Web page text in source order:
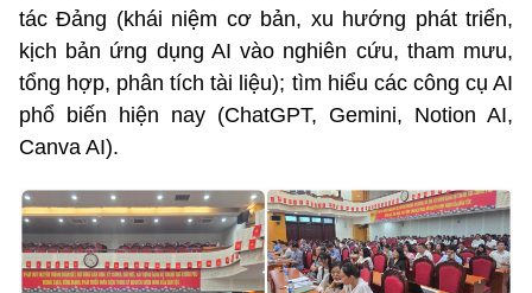
tác Đảng (khái niệm cơ bản, xu hướng phát triển,
kịch bản ứng dụng AI vào nghiên cứu, tham mưu,
tổng hợp, phân tích tài liệu); tìm hiểu các công cụ AI
phổ biến hiện nay (ChatGPT, Gemini, Notion AI,
Canva AI).